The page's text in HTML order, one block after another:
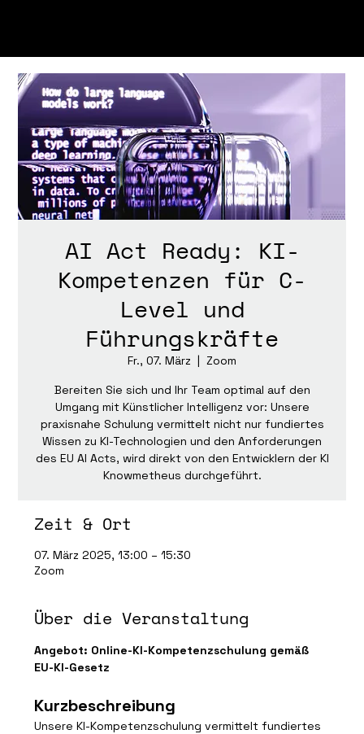
AI Act Ready: KI-
Kompetenzen für C-
Level und
Führungskräfte
Fr., 07. März
  |
Zoom
Bereiten Sie sich und Ihr Team optimal auf den
Umgang mit Künstlicher Intelligenz vor: Unsere
praxisnahe Schulung vermittelt nicht nur fundiertes
Wissen zu KI-Technologien und den Anforderungen
des EU AI Acts, wird direkt von den Entwicklern der KI
Knowmetheus durchgeführt.
Zeit & Ort
07. März 2025, 13:00 – 15:30
Zoom
Über die Veranstaltung
Angebot: Online-KI-Kompetenzschulung gemäß
EU-KI-Gesetz
Kurzbeschreibung
Unsere KI-Kompetenzschulung vermittelt fundiertes